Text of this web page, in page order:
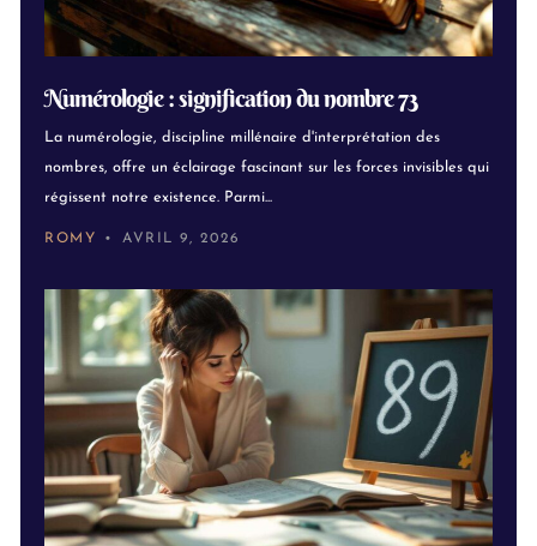
Numérologie : signification du nombre 73
La numérologie, discipline millénaire d'interprétation des
nombres, offre un éclairage fascinant sur les forces invisibles qui
régissent notre existence. Parmi...
ROMY AVRIL 9, 2026